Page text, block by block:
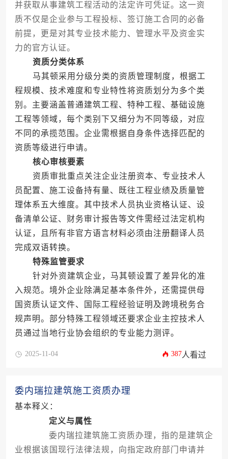
并获取从事建筑工程活动的法定许可凭证。这一资
质不仅是企业参与工程投标、签订施工合同的必备
前提，更是对其专业技术能力、管理水平及资金实
力的官方认证。
资质分类体系
马其顿采用分级分类的资质管理制度，根据工
程规模、技术难度和专业特性将资质划分为多个类
别。主要涵盖普通建筑工程、特种工程、基础设施
工程等领域，每个类别下又细分为不同等级，对应
不同的承揽范围。企业需根据自身条件选择匹配的
资质等级进行申请。
核心审核要素
资质审批重点关注企业注册资本、专业技术人
员配置、施工设备持有量、既往工程业绩及质量管
理体系五大维度。其中技术人员执业资格认证、设
备清单公证、财务审计报告等文件需经过法定机构
认证，且所有非官方语言材料必须由注册翻译人员
完成双语转换。
特殊监管要求
针对外资建筑企业，马其顿设置了差异化的准
入规范。境外企业除满足基本条件外，还需提供母
国资质认证文件、国际工程经验证明及跨境税务合
规声明。部分特殊工程领域还要求企业主控技术人
员通过当地行业协会组织的专业能力测评。
2025-11-04 387人看过
委内瑞拉建筑施工资质办理
基本释义：
定义与属性
委内瑞拉建筑施工资质办理，指的是建筑企
业根据该国现行法律法规，向指定政府部门申请并